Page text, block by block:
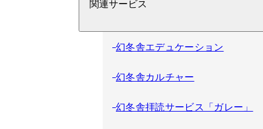
関連サービス
幻冬舎エデュケーション
幻冬舎カルチャー
幻冬舎拝読サービス「ガレー」